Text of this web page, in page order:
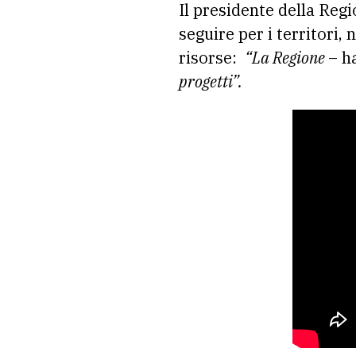
Il presidente della
seguire per i territori,
risorse: “La Regione–
progetti”.